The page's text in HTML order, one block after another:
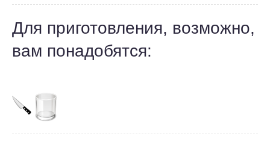
Для приготовления, возможно,
вам понадобятся: